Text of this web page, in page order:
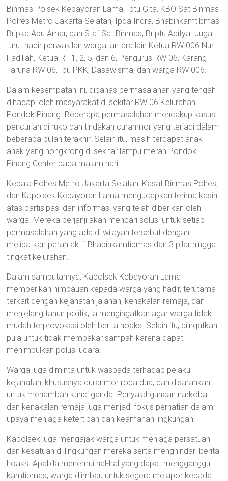
Binmas Polsek Kebayoran Lama, Iptu Gita, KBO Sat Binmas
Polres Metro Jakarta Selatan, Ipda Indra, Bhabinkamtibmas
Bripka Abu Amar, dan Staf Sat Binmas, Briptu Aditya. Juga
turut hadir perwakilan warga, antara lain Ketua RW 006 Nur
Fadillah, Ketua RT 1, 2, 5, dan 6, Pengurus RW 06, Karang
Taruna RW 06, Ibu PKK, Dasawisma, dan warga RW 006.
Dalam kesempatan ini, dibahas permasalahan yang tengah
dihadapi oleh masyarakat di sekitar RW 06 Kelurahan
Pondok Pinang. Beberapa permasalahan mencakup kasus
pencurian di ruko dan tindakan curanmor yang terjadi dalam
beberapa bulan terakhir. Selain itu, masih terdapat anak-
anak yang nongkrong di sekitar lampu merah Pondok
Pinang Center pada malam hari.
Kepala Polres Metro Jakarta Selatan, Kasat Binmas Polres,
dan Kapolsek Kebayoran Lama mengucapkan terima kasih
atas partisipasi dan informasi yang telah diberikan oleh
warga. Mereka berjanji akan mencari solusi untuk setiap
permasalahan yang ada di wilayah tersebut dengan
melibatkan peran aktif Bhabinkamtibmas dan 3 pilar hingga
tingkat kelurahan.
Dalam sambutannya, Kapolsek Kebayoran Lama
memberikan himbauan kepada warga yang hadir, terutama
terkait dengan kejahatan jalanan, kenakalan remaja, dan
menjelang tahun politik, ia mengingatkan agar warga tidak
mudah terprovokasi oleh berita hoaks. Selain itu, diingatkan
pula untuk tidak membakar sampah karena dapat
menimbulkan polusi udara.
Warga juga diminta untuk waspada terhadap pelaku
kejahatan, khususnya curanmor roda dua, dan disarankan
untuk menambah kunci ganda. Penyalahgunaan narkoba
dan kenakalan remaja juga menjadi fokus perhatian dalam
upaya menjaga ketertiban dan keamanan lingkungan.
Kapolsek juga mengajak warga untuk menjaga persatuan
dan kesatuan di lingkungan mereka serta menghindari berita
hoaks. Apabila menemui hal-hal yang dapat mengganggu
kamtibmas, warga diimbau untuk segera melapor kepada